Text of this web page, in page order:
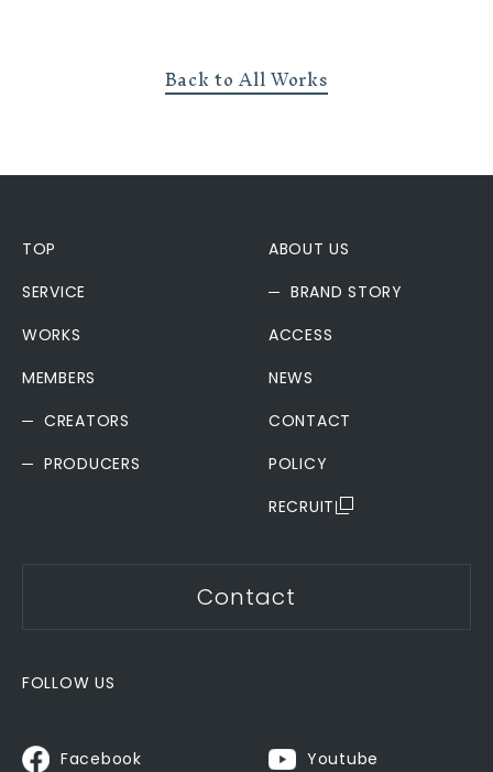
Back to All Works
TOP
SERVICE
WORKS
MEMBERS
CREATORS
PRODUCERS
ABOUT US
BRAND STORY
ACCESS
NEWS
CONTACT
POLICY
RECRUIT
Contact
FOLLOW US
Facebook Youtube